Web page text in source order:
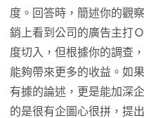
度。回答時，簡述你的觀
銷上看到公司的廣告主打
度切入，但根據你的調查
能夠帶來更多的收益。如
有據的論述，更是能加深
的是很有企圖心很拼，提